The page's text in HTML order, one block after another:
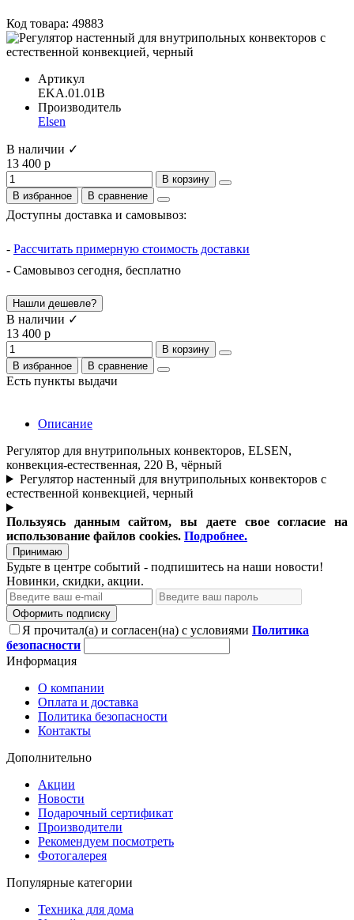
Код товара: 49883
Артикул
EKA.01.01B
Производитель
Elsen
В наличии ✓
13 400 р
В корзину
В избранное
В сравнение
Доступны доставка и самовывоз:
- Рассчитать примерную стоимость доставки
- Самовывоз сегодня, бесплатно
Нашли дешевле?
В наличии ✓
13 400 р
В корзину
В избранное
В сравнение
Есть пункты выдачи
Описание
Регулятор для внутрипольных конвекторов, ELSEN,
конвекция-естественная, 220 В, чёрный
Регулятор настенный для внутрипольных конвекторов с
естественной конвекцией, черный
Пользуясь данным сайтом, вы даете свое согласие на
использование файлов cookies. Подробнее.
Принимаю
Будьте в центре событий - подпишитесь на наши новости!
Новинки, скидки, акции.
Оформить подписку
Я прочитал(а) и согласен(на) с условиями Политика
безопасности
Информация
О компании
Оплата и доставка
Политика безопасности
Контакты
Дополнительно
Акции
Новости
Подарочный сертификат
Производители
Рекомендуем посмотреть
Фотогалерея
Популярные категории
Техника для дома